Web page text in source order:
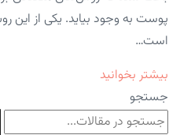
پوست به وجود بیاید. یکی از این
است…
بیشتر بخوانید
جستجو